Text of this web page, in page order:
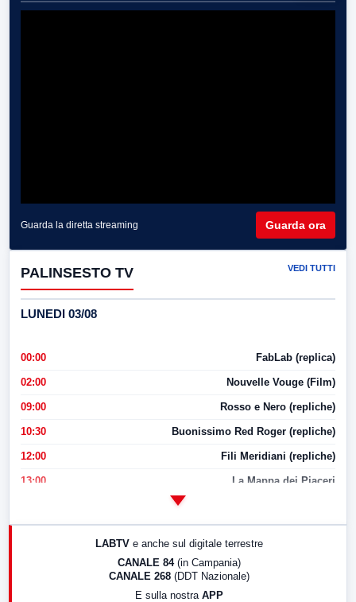
Guarda la diretta streaming Guarda ora
PALINSESTO TV VEDI TUTTI
LUNEDI 03/08
00:00 FabLab (replica)
02:00 Nouvelle Vouge (Film)
09:00 Rosso e Nero (repliche)
10:30 Buonissimo Red Roger (repliche)
12:00 Fili Meridiani (repliche)
13:00 La Mappa dei Piaceri
17:00 LabNews (replica)
LABTV e anche sul digitale terrestre
CANALE 84 (in Campania)
CANALE 268 (DDT Nazionale)
E sulla nostra APP